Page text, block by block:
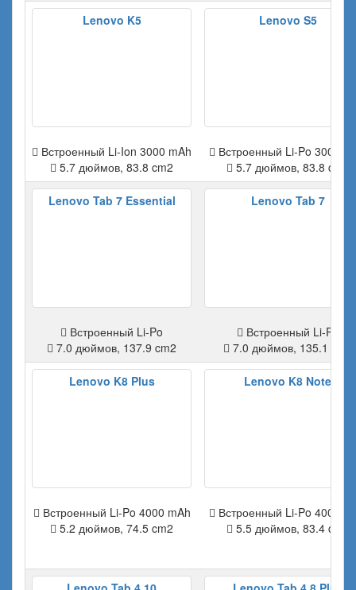
Lenovo K5
Встроенный Li-Ion 3000 mAh
5.7 дюймов, 83.8 cm2
Lenovo S5
Встроенный Li-Po 3000
5.7 дюймов, 83.8 cm2
Lenovo Tab 7 Essential
Встроенный Li-Po
7.0 дюймов, 137.9 cm2
Lenovo Tab 7
Встроенный Li-Po
7.0 дюймов, 135.1 cm2
Lenovo K8 Plus
Встроенный Li-Po 4000 mAh
5.2 дюймов, 74.5 cm2
Lenovo K8 Note
Встроенный Li-Po 4000
5.5 дюймов, 83.4 cm2